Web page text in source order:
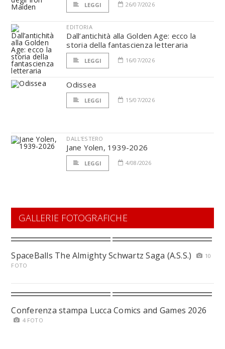
LEGGI 26/07/2026
EDITORIA
Dall’antichità alla Golden Age: ecco la
storia della fantascienza letteraria
LEGGI 16/07/2026
Odissea
LEGGI 15/07/2026
DALL'ESTERO
Jane Yolen, 1939-2026
LEGGI 4/08/2026
GALLERIE FOTOGRAFICHE
SpaceBalls The Almighty Schwartz Saga (A.S.S.)
10
FOTO
Conferenza stampa Lucca Comics and Games 2026
4 FOTO